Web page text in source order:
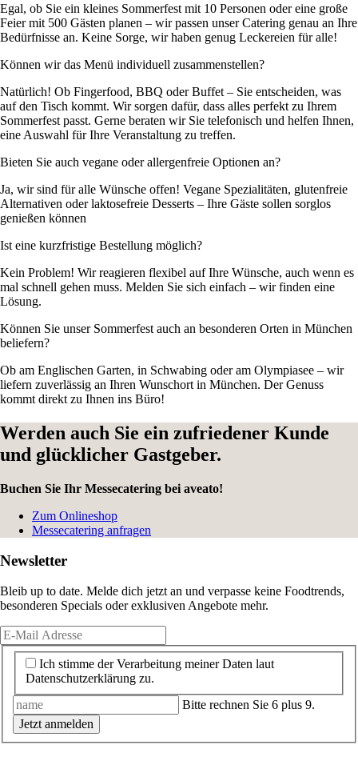
Egal, ob Sie ein kleines Sommerfest mit 10 Personen oder eine große
Feier mit 500 Gästen planen – wir passen unser Catering genau an Ihre
Bedürfnisse an. Keine Sorge, wir haben genug Leckereien für alle!
Können wir das Menü individuell zusammenstellen?
Natürlich! Ob Fingerfood, BBQ oder Buffet – Sie entscheiden, was
auf den Tisch kommt. Wir sorgen dafür, dass alles perfekt zu Ihrem
Sommerfest passt. Gerne beraten wir Sie telefonisch und helfen Ihnen,
eine Auswahl für Ihre Veranstaltung zu treffen.
Bieten Sie auch vegane oder allergenfreie Optionen an?
Ja, wir sind für alle Wünsche offen! Vegane Spezialitäten, glutenfreie
Alternativen oder laktosefreie Desserts – Ihre Gäste sollen sorglos
genießen können
Ist eine kurzfristige Bestellung möglich?
Kein Problem! Wir reagieren flexibel auf Ihre Wünsche, auch wenn es
mal schnell gehen muss. Melden Sie sich einfach – wir finden eine
Lösung.
Können Sie unser Sommerfest auch an besonderen Orten in München
beliefern?
Ob am Englischen Garten, in Schwabing oder am Olympiasee – wir
liefern zuverlässig an Ihren Wunschort in München. Der Genuss
kommt direkt zu Ihnen ins Büro!
Werden auch Sie ein zufriedener Kunde
und glücklicher Gastgeber.
Buchen Sie Ihr Messecatering bei aveato!
Zum Onlineshop
Messecatering anfragen
Newsletter
Bleib up to date. Melde dich jetzt an und verpasse keine Foodtrends,
besonderen Specials oder exklusiven Angebote mehr.
Ich stimme der Verarbeitung meiner Daten laut
Datenschutzerklärung zu.
Bitte rechnen Sie 6 plus 9.
Jetzt anmelden